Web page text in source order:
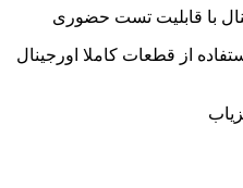
با قابلیت تست حضوری
از قطعات کاملا اورجینال